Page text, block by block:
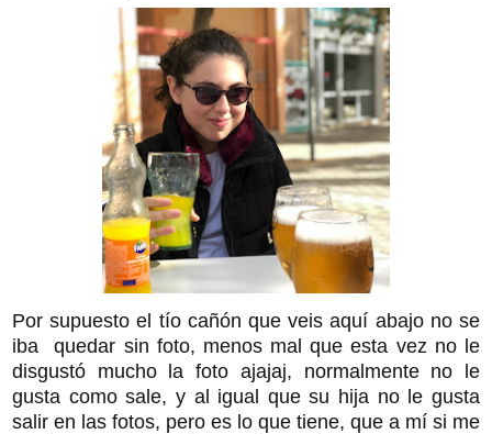
Por supuesto el tío cañón que veis aquí abajo no se
iba quedar sin foto, menos mal que esta vez no le
disgustó mucho la foto ajajaj, normalmente no le
gusta como sale, y al igual que su hija no le gusta
salir en las fotos, pero es lo que tiene, que a mí si me